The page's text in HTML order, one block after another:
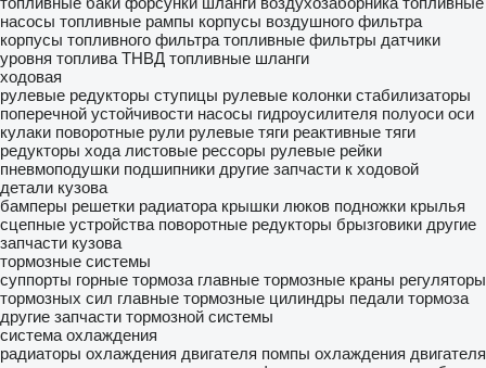
насосы топливные рампы корпусы воздушного фильтра
корпусы топливного фильтра топливные фильтры датчики
уровня топлива ТНВД топливные шланги
ходовая
рулевые редукторы ступицы рулевые колонки стабилизаторы
поперечной устойчивости насосы гидроусилителя полуоси оси
кулаки поворотные рули рулевые тяги реактивные тяги
редукторы хода листовые рессоры рулевые рейки
пневмоподушки подшипники другие запчасти к ходовой
детали кузова
бамперы решетки радиатора крышки люков подножки крылья
сцепные устройства поворотные редукторы брызговики другие
запчасти кузова
тормозные системы
суппорты горные тормоза главные тормозные краны регуляторы
тормозных сил главные тормозные цилиндры педали тормоза
другие запчасти тормозной системы
система охлаждения
радиаторы охлаждения двигателя помпы охлаждения двигателя